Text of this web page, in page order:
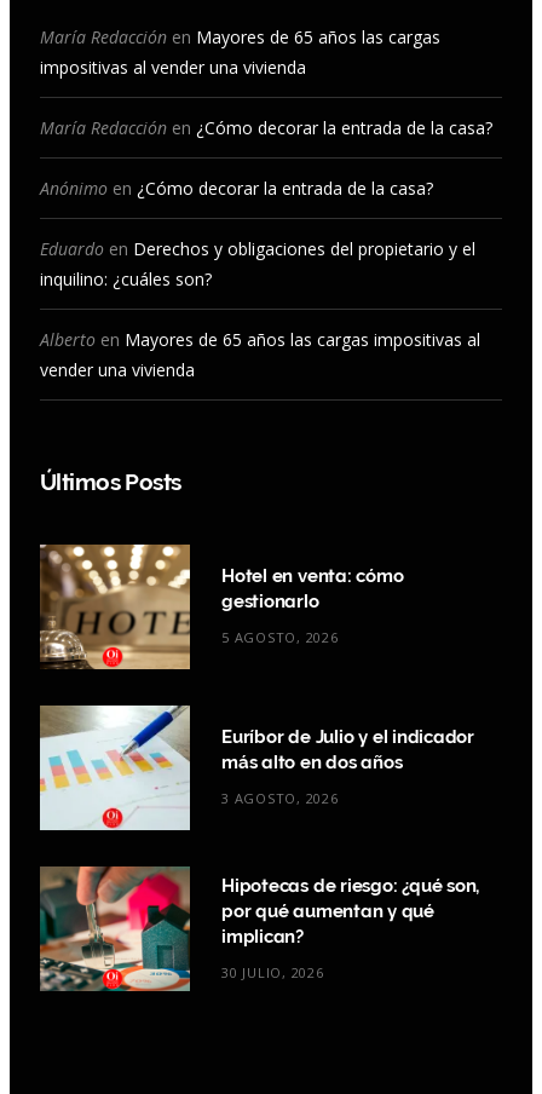
b
o
o
a
g
r
m
u
b
e
e
I
María Redacción en Mayores de 65 años las cargas
impositivas al vender una vivienda
María Redacción en ¿Cómo decorar la entrada de la casa?
Anónimo en ¿Cómo decorar la entrada de la casa?
Eduardo en Derechos y obligaciones del propietario y el
inquilino: ¿cuáles son?
Alberto en Mayores de 65 años las cargas impositivas al
vender una vivienda
Últimos Posts
Hotel en venta: cómo
gestionarlo
5 AGOSTO, 2026
Euríbor de Julio y el indicador
más alto en dos años
3 AGOSTO, 2026
Hipotecas de riesgo: ¿qué son,
por qué aumentan y qué
implican?
30 JULIO, 2026